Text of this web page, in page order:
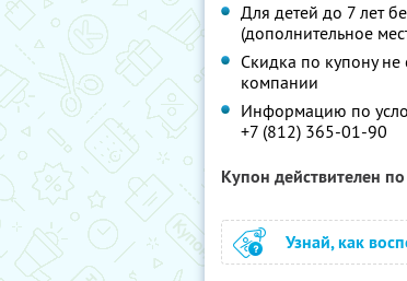
Для детей до 7 лет
(дополнительное
Скидка по купону
компании
Информацию по
+7 (812) 365-01-90
Купон действителен
Узнай, как